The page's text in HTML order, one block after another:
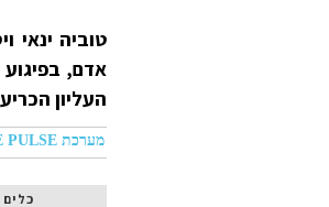
טוביה ינאי
אדם, בפיגוע
העליון הכריעו
מערכת THE PULSE
כלים